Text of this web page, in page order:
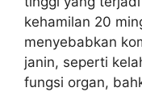
kehamilan 20
menyebabkan
janin, seperti
fungsi organ,